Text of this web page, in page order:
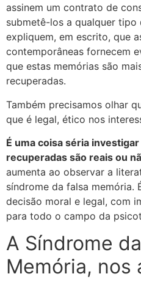
assinem um contrato de
submetê-los a qualquer tipo
expliquem, em escrito, que
contemporâneas fornecem
que estas memórias são
recuperadas.
Também precisamos olhar
que é legal, ético nos
É uma coisa séria
recuperadas são reais ou
aumenta ao observar a
síndrome da falsa memória.
decisão moral e legal, com
para todo o campo da
A Síndrome
Memória, nos